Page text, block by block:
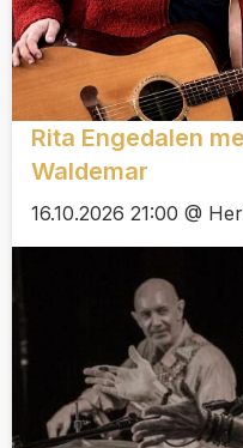
Rita Engedalen
Waldemar
16.10.2026 21:00 @